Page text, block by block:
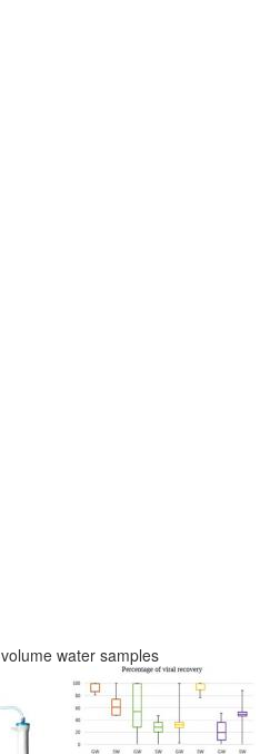
water samples